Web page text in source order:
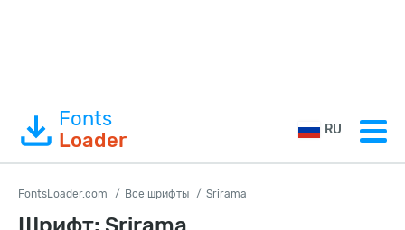
Fonts
Loader
RU
FontsLoader.com Все шрифты Srirama